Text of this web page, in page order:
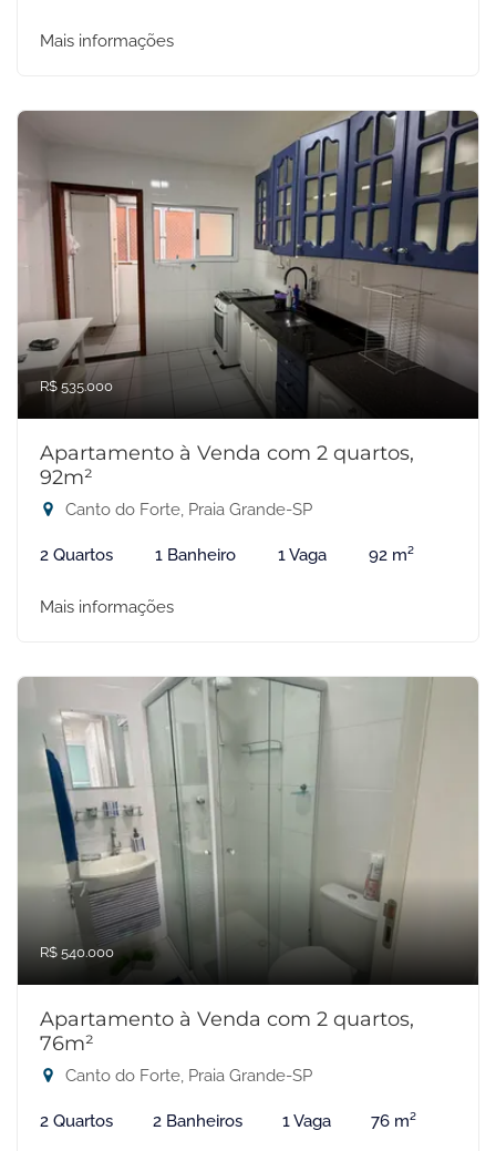
Mais informações
R$ 535.000
Apartamento à Venda com 2 quartos,
92m²
Canto do Forte, Praia Grande-SP
2 Quartos 1 Banheiro 1 Vaga 92 m²
Mais informações
R$ 540.000
Apartamento à Venda com 2 quartos,
76m²
Canto do Forte, Praia Grande-SP
2 Quartos 2 Banheiros 1 Vaga 76 m²